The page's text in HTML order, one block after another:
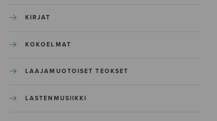
KIRJAT
KOKOELMAT
LAAJAMUOTOISET TEOKSET
LASTENMUSIIKKI